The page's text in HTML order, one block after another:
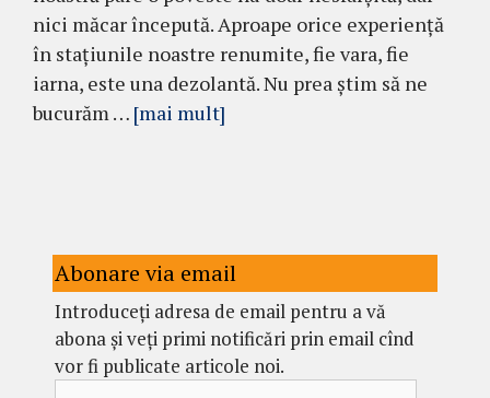
nici măcar începută. Aproape orice experiență
în stațiunile noastre renumite, fie vara, fie
iarna, este una dezolantă. Nu prea știm să ne
bucurăm … [mai mult]
Abonare via email
Introduceți adresa de email pentru a vă
abona și veți primi notificări prin email cînd
vor fi publicate articole noi.